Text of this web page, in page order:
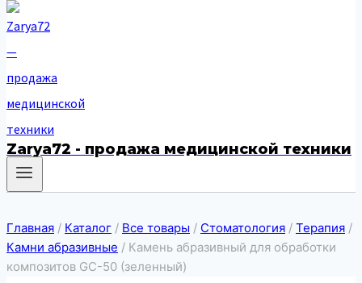
Zarya72 - продажа медицинской техники
Главная / Каталог / Все товары / Стоматология / Терапия /
Камни абразивные / Камень абразивный для обработки
композитов GC-50 (зеленный)